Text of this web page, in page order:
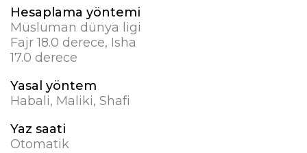
Hesaplama yöntemi
Müslüman dünya ligi
Fajr 18.0 derece, Isha
17.0 derece
Yasal yöntem
Habali, Maliki, Shafi
Yaz saati
Otomatik